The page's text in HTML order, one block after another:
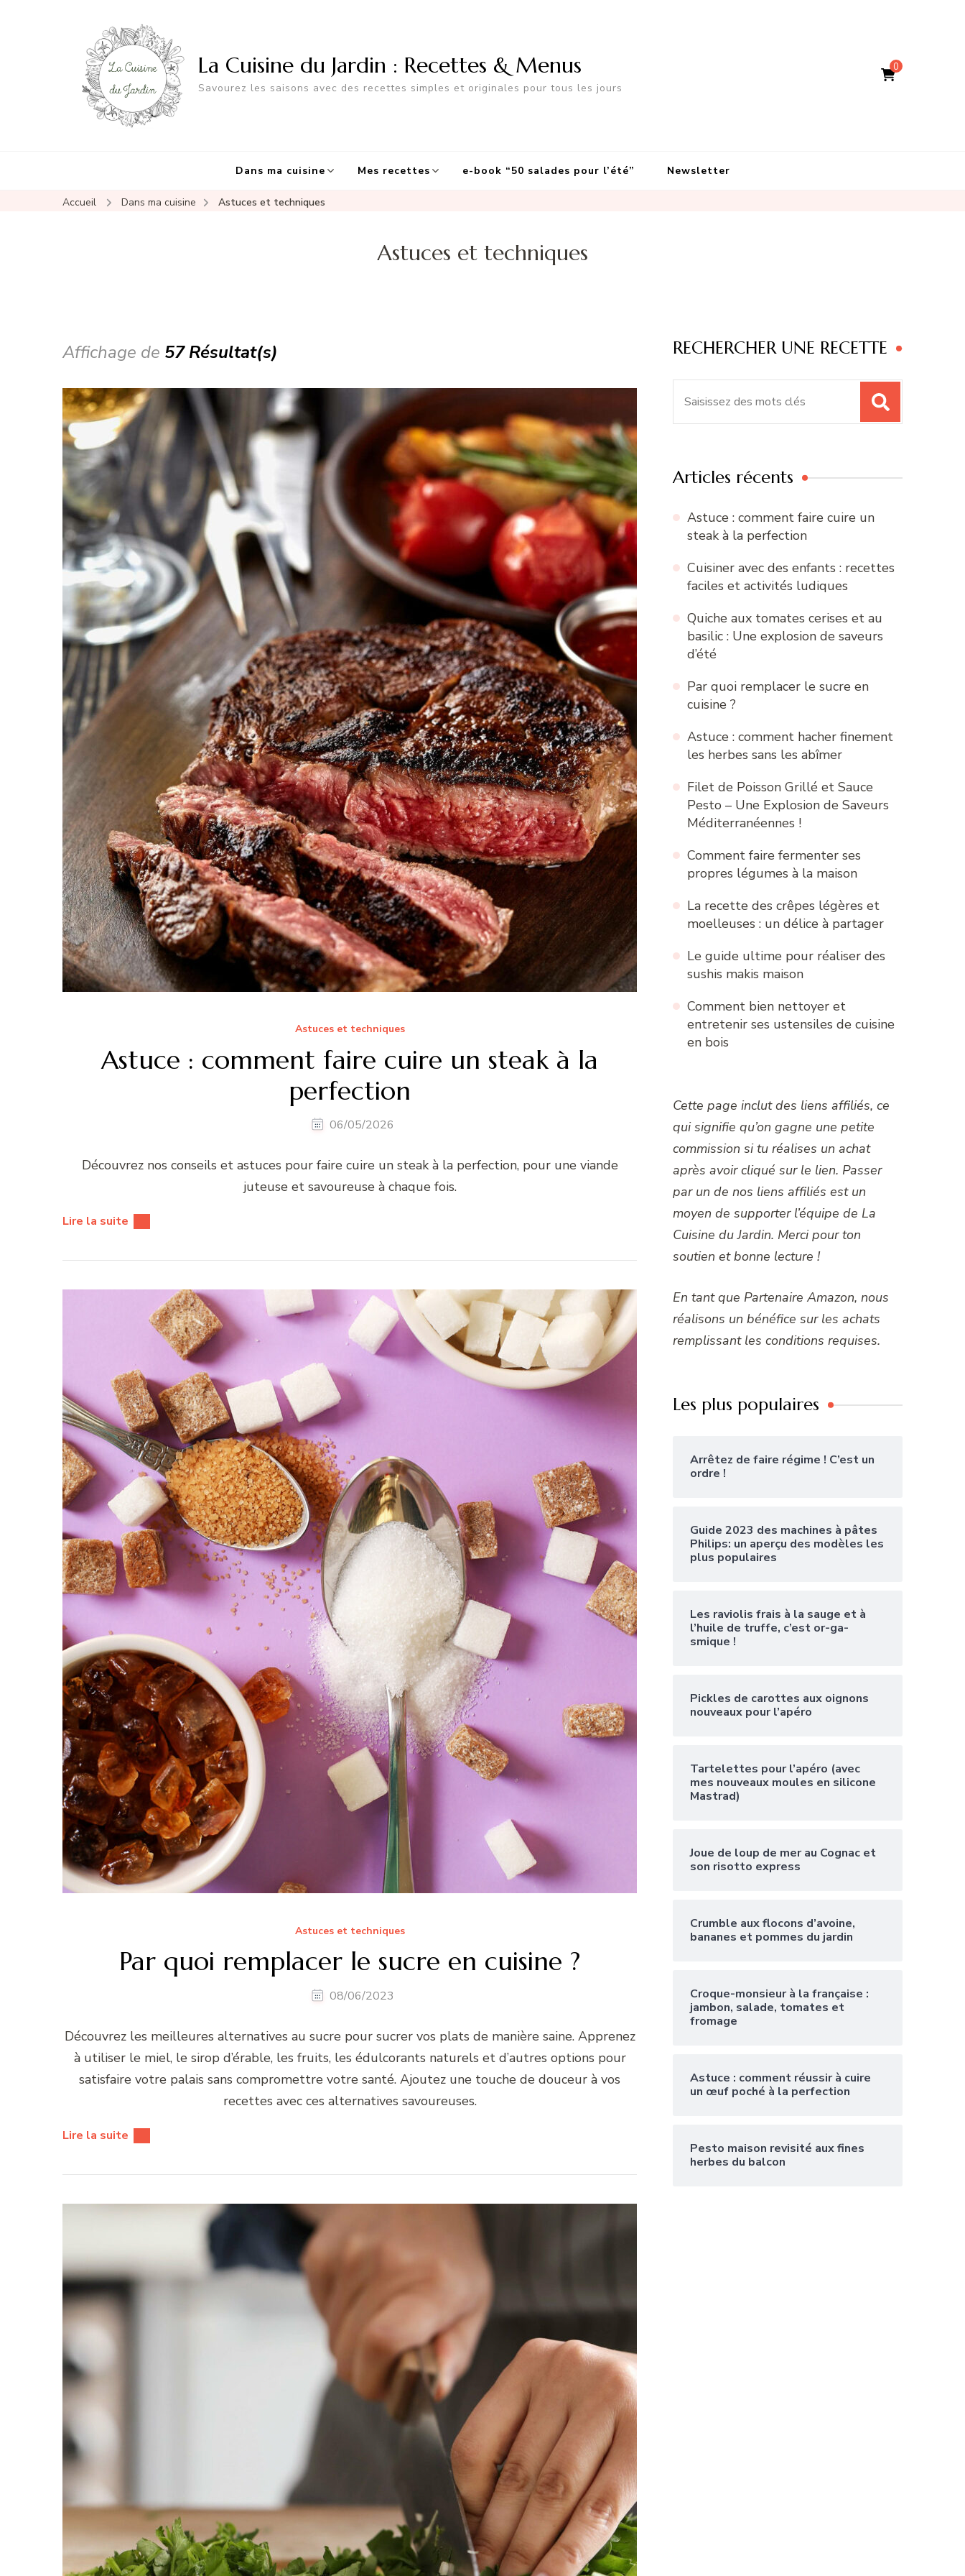
0
La Cuisine du Jardin : Recettes & Menus
Savourez les saisons avec des recettes simples et originales pour tous les jours
Dans ma cuisine Mes recettes e-book “50 salades pour l’été” Newsletter
Accueil Dans ma cuisine Astuces et techniques
Astuces et techniques
Affichage de 57 Résultat(s)
Astuces et techniques
Astuce : comment faire cuire un steak à la
perfection
06/05/2026
Découvrez nos conseils et astuces pour faire cuire un steak à la perfection, pour une viande
juteuse et savoureuse à chaque fois.
Lire la suite
Astuces et techniques
Par quoi remplacer le sucre en cuisine ?
08/06/2023
Découvrez les meilleures alternatives au sucre pour sucrer vos plats de manière saine. Apprenez
à utiliser le miel, le sirop d’érable, les fruits, les édulcorants naturels et d’autres options pour
satisfaire votre palais sans compromettre votre santé. Ajoutez une touche de douceur à vos
recettes avec ces alternatives savoureuses.
Lire la suite
RECHERCHER UNE RECETTE
Articles récents
Astuce : comment faire cuire un
steak à la perfection
Cuisiner avec des enfants : recettes
faciles et activités ludiques
Quiche aux tomates cerises et au
basilic : Une explosion de saveurs
d’été
Par quoi remplacer le sucre en
cuisine ?
Astuce : comment hacher finement
les herbes sans les abîmer
Filet de Poisson Grillé et Sauce
Pesto – Une Explosion de Saveurs
Méditerranéennes !
Comment faire fermenter ses
propres légumes à la maison
La recette des crêpes légères et
moelleuses : un délice à partager
Le guide ultime pour réaliser des
sushis makis maison
Comment bien nettoyer et
entretenir ses ustensiles de cuisine
en bois
Cette page inclut des liens affiliés, ce
qui signifie qu’on gagne une petite
commission si tu réalises un achat
après avoir cliqué sur le lien. Passer
par un de nos liens affiliés est un
moyen de supporter l’équipe de La
Cuisine du Jardin. Merci pour ton
soutien et bonne lecture !
En tant que Partenaire Amazon, nous
réalisons un bénéfice sur les achats
remplissant les conditions requises.
Les plus populaires
Arrêtez de faire régime ! C’est un
ordre !
Guide 2023 des machines à pâtes
Philips: un aperçu des modèles les
plus populaires
Les raviolis frais à la sauge et à
l’huile de truffe, c’est or-ga-
smique !
Pickles de carottes aux oignons
nouveaux pour l’apéro
Tartelettes pour l’apéro (avec
mes nouveaux moules en silicone
Mastrad)
Joue de loup de mer au Cognac et
son risotto express
Crumble aux flocons d’avoine,
bananes et pommes du jardin
Croque-monsieur à la française :
jambon, salade, tomates et
fromage
Astuce : comment réussir à cuire
un œuf poché à la perfection
Pesto maison revisité aux fines
herbes du balcon